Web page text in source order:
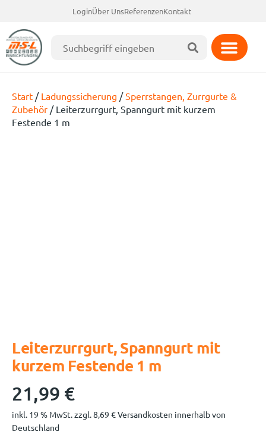
LoginÜber UnsReferenzenKontakt
Start / Ladungssicherung /Sperrstangen, Zurrgurte &
Zubehör / Leiterzurrgurt, Spanngurt mit kurzem
Festende 1 m
Leiterzurrgurt, Spanngurt mit
kurzem Festende 1 m
21,99 €
inkl. 19 % MwSt. zzgl. 8,69 €Versandkosten innerhalb von
Deutschland